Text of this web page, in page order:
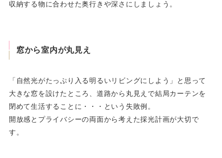
収納する物に合わせた奥行きや深さにしましょう。
窓から室内が丸見え
「自然光がたっぷり入る明るいリビングにしよう」と思って
大きな窓を設けたところ、道路から丸見えで結局カーテンを
閉めて生活することに・・・という失敗例。
開放感とプライバシーの両面から考えた採光計画が大切で
す。